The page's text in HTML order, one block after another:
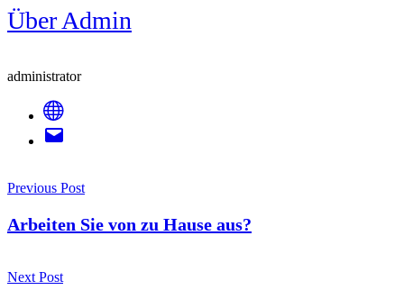
Über Admin
administrator
Post
Navigation
Previous Post
Arbeiten Sie von zu Hause aus?
Next Post